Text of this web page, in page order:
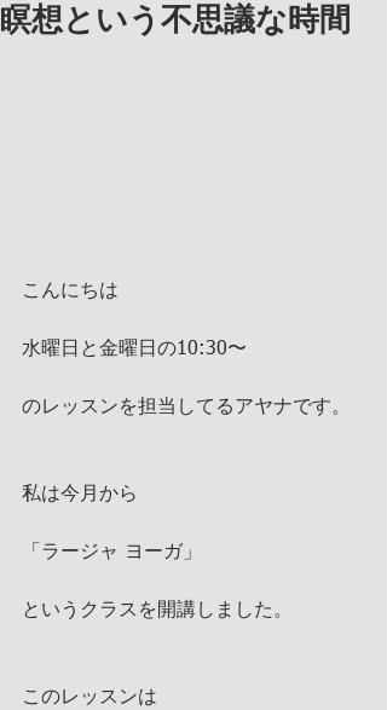
瞑想という不思議な時間
こんにちは
水曜日と金曜日の10:30〜
のレッスンを担当してるアヤナです。
私は今月から
「ラージャ ヨーガ」
というクラスを開講しました。
このレッスンは